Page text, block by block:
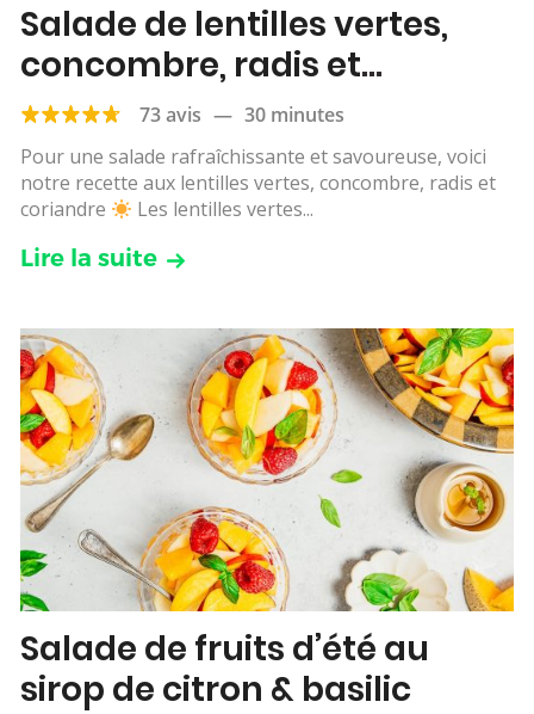
Salade de lentilles vertes,
concombre, radis et
coriandre
73 avis — 30 minutes
Pour une salade rafraîchissante et savoureuse, voici
notre recette aux lentilles vertes, concombre, radis et
coriandre
Les lentilles vertes...
Lire la suite
Salade de fruits d’été au
sirop de citron & basilic